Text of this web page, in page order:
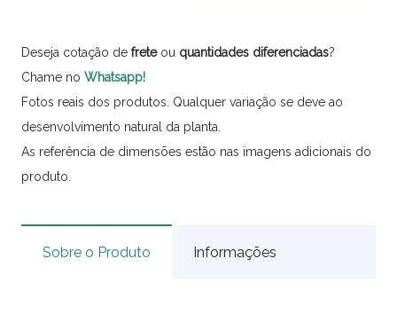
Deseja cotação de freteou quantidades diferenciadas?
Chame no Whatsapp!
Fotos reais dos produtos. Qualquer variação se deve ao
desenvolvimento natural da planta.
As referência de dimensões estão nas imagens adicionais do
produto.
Sobre o Produto Informações